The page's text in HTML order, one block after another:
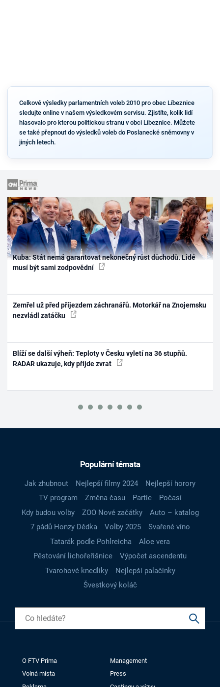
Celkové výsledky parlamentních voleb 2010 pro obec Líbeznice
sledujte online v našem výsledkovém servisu. Zjistíte, kolik lidí
hlasovalo pro kterou politickou stranu v obci Líbeznice. Můžete
se také přepnout do výsledků voleb do Poslanecké sněmovny v
jiných letech.
Kuba: Stát nemá garantovat nekonečný růst důchodů. Lidé
musí být sami zodpovědní
Zemřel už před příjezdem záchranářů. Motorkář na Znojemsku
nezvládl zatáčku
Blíží se další výheň: Teploty v Česku vyletí na 36 stupňů.
RADAR ukazuje, kdy přijde zvrat
Populární témata
Jak zhubnout Nejlepší filmy 2024
Nejlepší horory
TV program
Změna času Partie
Počasí
Kdy budou volby
ZOO Nové začátky
Auto – katalog
7 pádů Honzy Dědka
Volby 2025
Svařené víno
Tatarák podle Pohlreicha
Aloe vera
Pěstování lichořeřišnice
Výpočet ascendentu
Tvarohové knedlíky
Nejlepší palačinky
Švestkový koláč
O FTV Prima
Management
Volná místa
Press